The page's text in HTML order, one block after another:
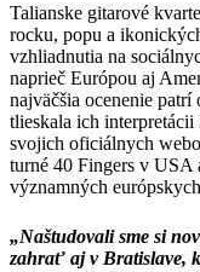
Talianske gitarové
rocku, popu a
vzhliadnutia na
naprieč Európou aj
najväčšia ocenenie
tlieskala ich
svojich oficiálnych
turné 40 Fingers v USA
významných
„Naštudovali sme si
zahrať aj v Bratislave,